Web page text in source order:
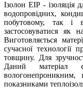
Ізолон ЕІР - ізоляція
водопровідних,
побутовому, так і
застосовуватися як
Виготовляється
сучасної технології
товщину. Для
Даний матеріал
вологонепроникним,
показниками